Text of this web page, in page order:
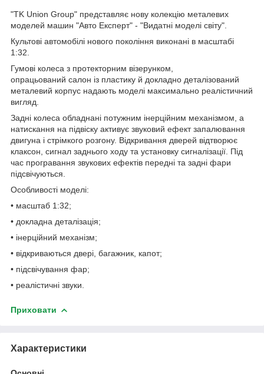
"TK Union Group" представляє нову колекцію металевих
моделей машин "Авто Експерт" - "Видатні моделі світу".
Культові автомобілі нового покоління виконані в масштабі
1:32.
Гумові колеса з протекторним візерунком,
опрацьований салон із пластику й докладно деталізований
металевий корпус надають моделі максимально реалістичний
вигляд.
Задні колеса обладнані потужним інерційним механізмом, а
натискання на підвіску активує звуковий ефект запалювання
двигуна і стрімкого розгону. Відкривання дверей відтворює
клаксон, сигнал заднього ходу та установку сигналізації. Під
час програвання звукових ефектів передні та задні фари
підсвічуються.
Особливості моделі:
• масштаб 1:32;
• докладна деталізація;
• інерційний механізм;
• відкриваються двері, багажник, капот;
• підсвічування фар;
• реалістичні звуки.
Приховати
Характеристики